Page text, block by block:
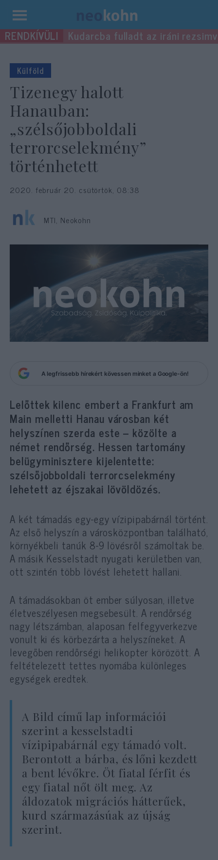
Kilépés
a Kudarcba fulladt az iráni
Külföld
Tizenegy halott
Hanauban:
„szélsőjobboldali
terrorcselekmény”
történhetett
2020. február 20. csütörtök, 08:38
MTI, Neokohn
A legfrissebb hírekért kövessen minket a Google-ön!
Lelőttek kilenc embert a Frankfurt am
Main melletti Hanau városban két
helyszínen szerda este – közölte a
német rendőrség. Hessen tartomány
belügyminisztere kijelentette:
szélsőjobboldali terrorcselekmény
lehetett az éjszakai lövöldözés.
A két támadás egy-egy vízipipabárnál történt.
Az első helyszín a városközpontban található,
környékbeli tanúk 8-9 lövésről számoltak be.
A másik Kesselstadt nyugati kerületben van,
ott szintén több lövést lehetett hallani.
A támadásokban öt ember súlyosan, illetve
életveszélyesen megsebesült. A rendőrség
nagy létszámban, alaposan felfegyverkezve
vonult ki és körbezárta a helyszíneket. A
levegőben rendőrségi helikopter körözött. A
feltételezett tettes nyomába különleges
egységek eredtek.
A Bild című lap információi
szerint a kesselstadti
vízipipabárnál egy támadó volt.
Berontott a bárba, és lőni kezdett
a bent lévőkre. Öt fiatal férfit és
egy fiatal nőt ölt meg. Az
áldozatok migrációs hátterűek,
kurd származásúak az újság
szerint.